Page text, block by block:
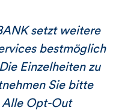
setzt weitere
bestmöglich
Einzelheiten zu
Sie bitte
Alle Opt-Out